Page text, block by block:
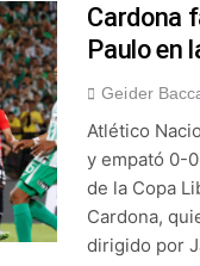
¡A semifinales! La
4 Días Ago
¡Recital escarlata!
4 Días Ago
Vuelve la Premier
4 Días Ago
Escándalo en
4 Días Ago
Cardona
Paulo en
Geider
Atlético
y empató 0-
de la Copa
Cardona,
dirigido por